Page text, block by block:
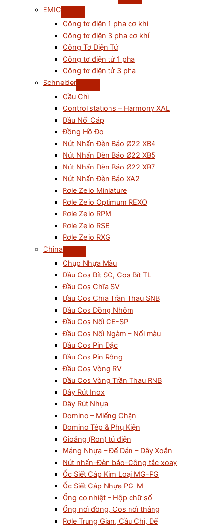
EMIC
Công tơ điện 1 pha cơ khí
Công tơ điện 3 pha cơ khí
Công Tơ Điện Tử
Công tơ điện tử 1 pha
Công tơ điện tử 3 pha
Schneider
Cầu Chì
Control stations – Harmony XAL
Đầu Nối Cáp
Đồng Hồ Đo
Nút Nhấn Đèn Báo Ø22 XB4
Nút Nhấn Đèn Báo Ø22 XB5
Nút Nhấn Đèn Báo Ø22 XB7
Nút Nhấn Đèn Báo XA2
Rơle Zelio Miniature
Rơle Zelio Optimum REXO
Rơle Zelio RPM
Rơle Zelio RSB
Rơle Zelio RXG
China
Chụp Nhựa Màu
Đầu Cos Bít SC, Cos Bít TL
Đầu Cos Chĩa SV
Đầu Cos Chĩa Trần Thau SNB
Đầu Cos Đồng Nhôm
Đầu Cos Nối CE-SP
Đầu Cos Nối Ngàm – Nối màu
Đầu Cos Pin Đặc
Đầu Cos Pin Rỗng
Đầu Cos Vòng RV
Đầu Cos Vòng Trần Thau RNB
Dây Rút Inox
Dây Rút Nhựa
Domino – Miếng Chặn
Domino Tép & Phụ Kiện
Gioăng (Ron) tủ điện
Máng Nhựa – Đế Dán – Dây Xoắn
Nút nhấn-Đèn báo-Công tắc xoay
Ốc Siết Cáp Kim Loại MG-PG
Ốc Siết Cáp Nhựa PG-M
Ống co nhiệt – Hộp chữ số
Ống nối đồng, Cos nối thẳng
Rơle Trung Gian, Cầu Chì, Đế